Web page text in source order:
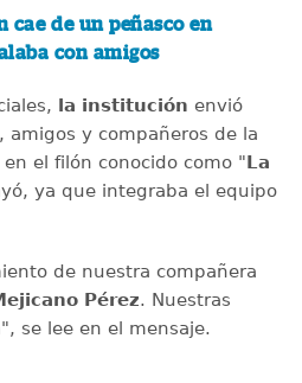
cae de un peñasco en
con amigos
la institución envió
amigos y compañeros de la
el filón conocido como " La
ya que integraba el equipo
de nuestra compañera
Pérez. Nuestras
se lee en el mensaje.